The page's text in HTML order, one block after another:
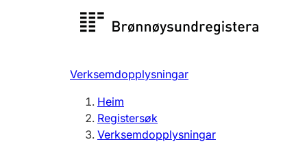
Registersøk
Registrere, endre, slette
Verksemdopplysningar
Heim
Registersøk
Verksemdopplysningar